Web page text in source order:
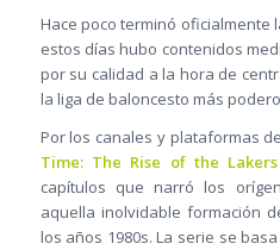
Hace poco terminó oficialmente
estos días hubo contenidos
por su calidad a la hora de
la liga de baloncesto más
Por los canales y plataformas de
Time: The Rise of the Lakers
capítulos que narró los
aquella inolvidable formación
los años 1980s. La serie se